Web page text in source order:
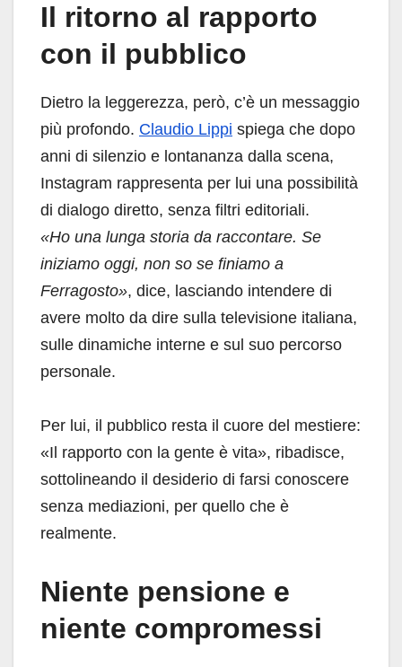
Il ritorno al rapporto
con il pubblico
Dietro la leggerezza, però, c’è un messaggio
più profondo. Claudio Lippi spiega che dopo
anni di silenzio e lontananza dalla scena,
Instagram rappresenta per lui una possibilità
di dialogo diretto, senza filtri editoriali.
«Ho una lunga storia da raccontare. Se
iniziamo oggi, non so se finiamo a
Ferragosto», dice, lasciando intendere di
avere molto da dire sulla televisione italiana,
sulle dinamiche interne e sul suo percorso
personale.
Per lui, il pubblico resta il cuore del mestiere:
«Il rapporto con la gente è vita», ribadisce,
sottolineando il desiderio di farsi conoscere
senza mediazioni, per quello che è
realmente.
Niente pensione e
niente compromessi